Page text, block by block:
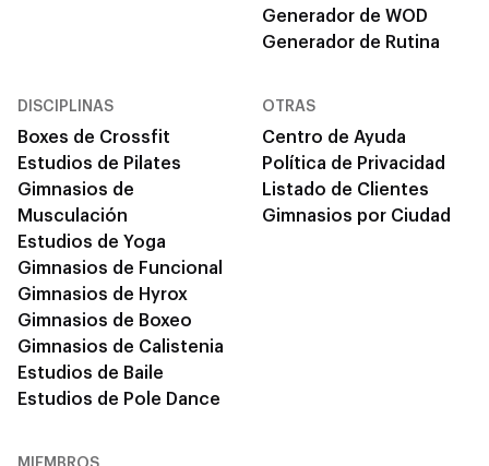
Generador de WOD
Generador de Rutina
DISCIPLINAS
Boxes de Crossfit
Estudios de Pilates
Gimnasios de
Musculación
Estudios de Yoga
Gimnasios de Funcional
Gimnasios de Hyrox
Gimnasios de Boxeo
Gimnasios de Calistenia
Estudios de Baile
Estudios de Pole Dance
OTRAS
Centro de Ayuda
Política de Privacidad
Listado de Clientes
Gimnasios por Ciudad